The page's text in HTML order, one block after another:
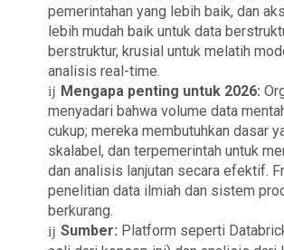
pemerintahan yang lebih baik, dan
lebih mudah baik untuk data
berstruktur, krusial untuk melatih
analisis real-time.
Mengapa penting untuk 2026:
menyadari bahwa volume data
cukup; mereka membutuhkan dasar
skalabel, dan terpemerintah untuk
dan analisis lanjutan secara efektif.
penelitian data ilmiah dan sistem
berkurang.
Sumber: Platform seperti